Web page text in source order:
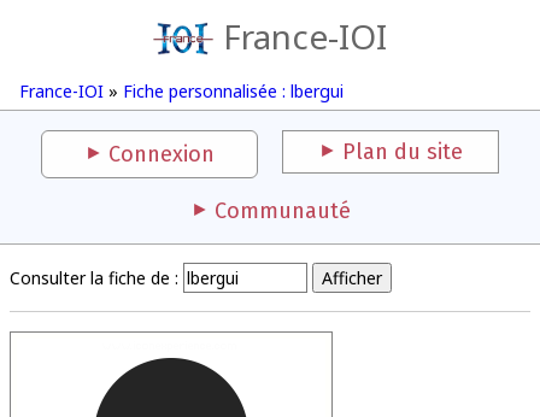
France-IOI
France-IOI » Fiche personnalisée : lbergui
Connexion Plan du site
Communauté
Consulter la fiche de :